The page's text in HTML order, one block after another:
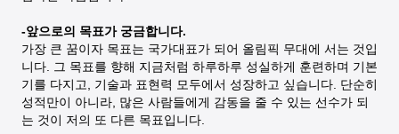
-앞으로의 목표가 궁금합니다.
가장 큰 꿈이자 목표는 국가대표가 되어 올림픽 무대에 서는 것입
니다. 그 목표를 향해 지금처럼 하루하루 성실하게 훈련하며 기본
기를 다지고, 기술과 표현력 모두에서 성장하고 싶습니다. 단순히
성적만이 아니라, 많은 사람들에게 감동을 줄 수 있는 선수가 되
는 것이 저의 또 다른 목표입니다.